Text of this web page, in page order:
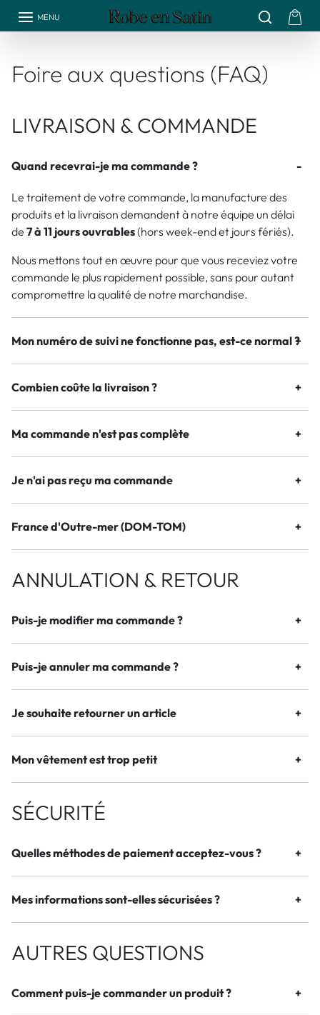
MENU
Foire aux questions (FAQ)
LIVRAISON & COMMANDE
Quand recevrai-je ma commande ?
Le traitement de votre commande, la manufacture des
produits et la livraison demandent à notre équipe un délai
de 7 à 11 jours ouvrables(hors week-end et jours fériés).
Nous mettons tout en œuvre pour que vous receviez votre
commande le plus rapidement possible, sans pour autant
compromettre la qualité de notre marchandise.
Mon numéro de suivi ne fonctionne pas, est-ce normal ?
Combien coûte la livraison ?
Ma commande n'est pas complète
Je n'ai pas reçu ma commande
France d'Outre-mer (DOM-TOM)
ANNULATION & RETOUR
Puis-je modifier ma commande ?
Puis-je annuler ma commande ?
Je souhaite retourner un article
Mon vêtement est trop petit
SÉCURITÉ
Quelles méthodes de paiement acceptez-vous ?
Mes informations sont-elles sécurisées ?
AUTRES QUESTIONS
Comment puis-je commander un produit ?